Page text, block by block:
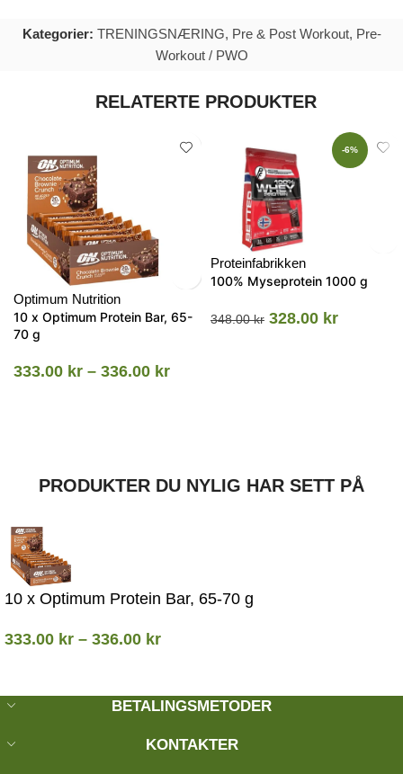
Kategorier: TRENINGSNÆRING, Pre & Post Workout, Pre-
Workout / PWO
RELATERTE PRODUKTER
Optimum Nutrition
10 x Optimum Protein Bar, 65-
70 g
333.00 kr – 336.00 kr
-6%
Proteinfabrikken
100% Myseprotein 1000 g
348.00kr 328.00 kr
PRODUKTER DU NYLIG HAR SETT PÅ
10 x Optimum Protein Bar, 65-70 g
333.00 kr – 336.00 kr
BETALINGSMETODER
KONTAKTER